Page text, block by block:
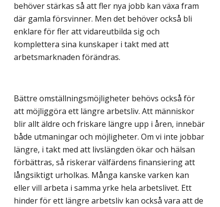
behöver stärkas så att fler nya jobb kan växa fram
där gamla försvinner. Men det behöver också bli
enklare för fler att vidareutbilda sig och
komplettera sina kunskaper i takt med att
arbetsmarknaden förändras.
Bättre omställningsmöjligheter behövs också för
att möjliggöra ett längre arbetsliv. Att människor
blir allt äldre och friskare längre upp i åren, innebär
både utmaningar och möjligheter. Om vi inte jobbar
längre, i takt med att livslängden ökar och hälsan
förbättras, så riskerar välfärdens finansiering att
långsiktigt urholkas. Många kanske varken kan
eller vill arbeta i samma yrke hela arbetslivet. Ett
hinder för ett längre arbetsliv kan också vara att de